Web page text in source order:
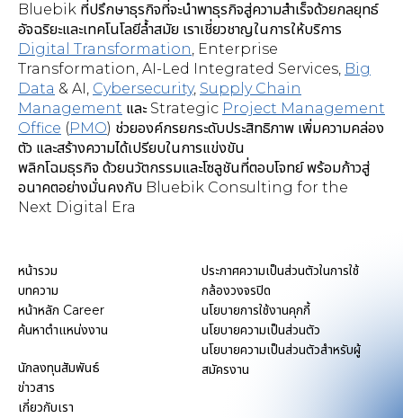
Bluebik ที่ปรึกษาธุรกิจที่จะนำพาธุรกิจสู่ความสำเร็จด้วยกลยุทธ์
อัจฉริยะและเทคโนโลยีล้ำสมัย เราเชี่ยวชาญในการให้บริการ
Digital Transformation, Enterprise
Transformation, AI-Led Integrated Services, Big
Data & AI, Cybersecurity, Supply Chain
Management และ Strategic Project Management
Office (PMO) ช่วยองค์กรยกระดับประสิทธิภาพ เพิ่มความคล่อง
ตัว และสร้างความได้เปรียบในการแข่งขัน
พลิกโฉมธุรกิจ ด้วยนวัตกรรมและโซลูชันที่ตอบโจทย์ พร้อมก้าวสู่
อนาคตอย่างมั่นคงกับ Bluebik Consulting for the
Next Digital Era
หน้ารวม
บทความ
หน้าหลัก Career
ค้นหาตำแหน่งงาน
นักลงทุนสัมพันธ์
ข่าวสาร
เกี่ยวกับเรา
ประกาศความเป็นส่วนตัวในการใช้
กล้องวงจรปิด
นโยบายการใช้งานคุกกี้
นโยบายความเป็นส่วนตัว
นโยบายความเป็นส่วนตัวสำหรับผู้
สมัครงาน